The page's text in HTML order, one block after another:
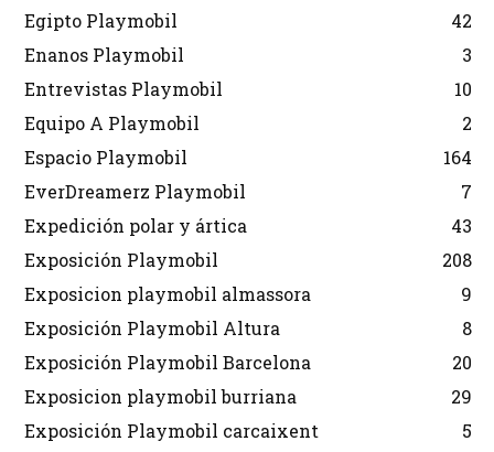
Egipto Playmobil
42
Enanos Playmobil
3
Entrevistas Playmobil
10
Equipo A Playmobil
2
Espacio Playmobil
164
EverDreamerz Playmobil
7
Expedición polar y ártica
43
Exposición Playmobil
208
Exposicion playmobil almassora
9
Exposición Playmobil Altura
8
Exposición Playmobil Barcelona
20
Exposicion playmobil burriana
29
Exposición Playmobil carcaixent
5